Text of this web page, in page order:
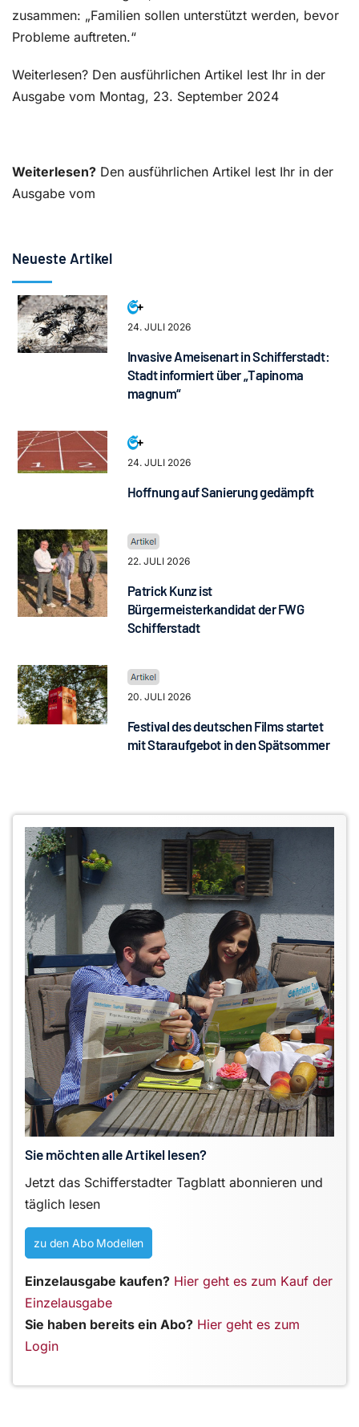
zusammen: „Familien sollen unterstützt werden, bevor
Probleme auftreten.“
Weiterlesen? Den ausführlichen Artikel lest Ihr in der
Ausgabe vom Montag, 23. September 2024
Weiterlesen? Den ausführlichen Artikel lest Ihr in der
Ausgabe vom
Neueste Artikel
24. JULI 2026
Invasive Ameisenart in Schifferstadt:
Stadt informiert über „Tapinoma
magnum“
24. JULI 2026
Hoffnung auf Sanierung gedämpft
22. JULI 2026
Patrick Kunz ist
Bürgermeisterkandidat der FWG
Schifferstadt
20. JULI 2026
Festival des deutschen Films startet
mit Staraufgebot in den Spätsommer
Sie möchten alle Artikel lesen?
Jetzt das Schifferstadter Tagblatt abonnieren und
täglich lesen
zu den Abo Modellen
Einzelausgabe kaufen? Hier geht es zum Kauf der
Einzelausgabe
Sie haben bereits ein Abo? Hier geht es zum
Login